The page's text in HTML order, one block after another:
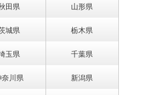
田県 山形県
城県 栃木県
玉県 千葉県
奈川県 新潟県